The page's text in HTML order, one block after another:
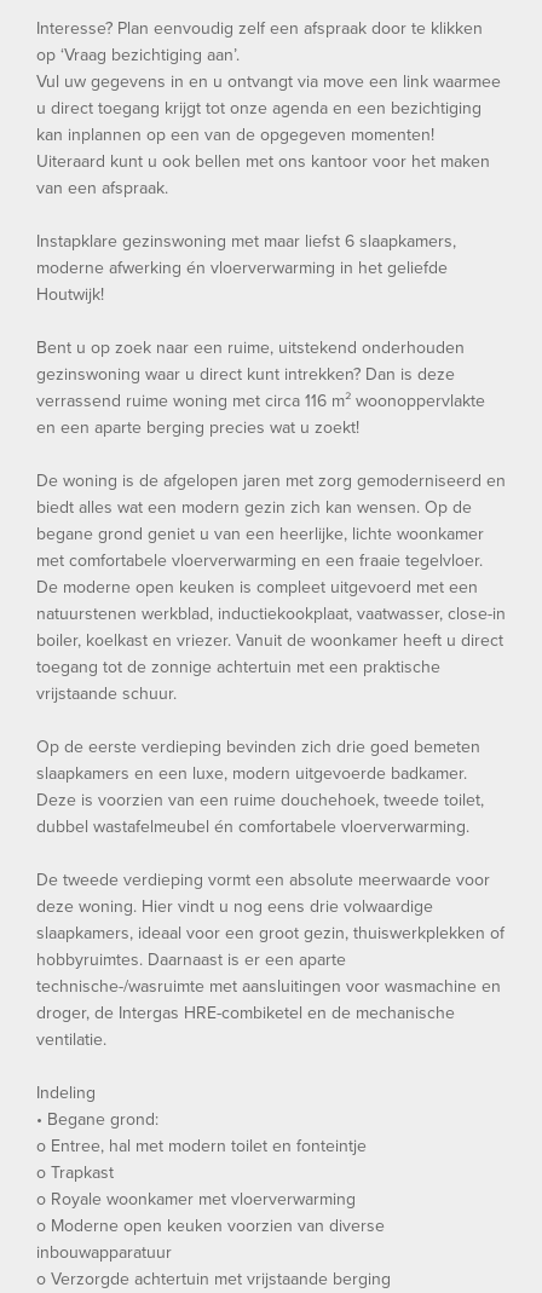
Interesse? Plan eenvoudig zelf een afspraak door te klikken
op ‘Vraag bezichtiging aan’.
Vul uw gegevens in en u ontvangt via move een link waarmee
u direct toegang krijgt tot onze agenda en een bezichtiging
kan inplannen op een van de opgegeven momenten!
Uiteraard kunt u ook bellen met ons kantoor voor het maken
van een afspraak.
Instapklare gezinswoning met maar liefst 6 slaapkamers,
moderne afwerking én vloerverwarming in het geliefde
Houtwijk!
Bent u op zoek naar een ruime, uitstekend onderhouden
gezinswoning waar u direct kunt intrekken? Dan is deze
verrassend ruime woning met circa 116 m² woonoppervlakte
en een aparte berging precies wat u zoekt!
De woning is de afgelopen jaren met zorg gemoderniseerd en
biedt alles wat een modern gezin zich kan wensen. Op de
begane grond geniet u van een heerlijke, lichte woonkamer
met comfortabele vloerverwarming en een fraaie tegelvloer.
De moderne open keuken is compleet uitgevoerd met een
natuurstenen werkblad, inductiekookplaat, vaatwasser, close-in
boiler, koelkast en vriezer. Vanuit de woonkamer heeft u direct
toegang tot de zonnige achtertuin met een praktische
vrijstaande schuur.
Op de eerste verdieping bevinden zich drie goed bemeten
slaapkamers en een luxe, modern uitgevoerde badkamer.
Deze is voorzien van een ruime douchehoek, tweede toilet,
dubbel wastafelmeubel én comfortabele vloerverwarming.
De tweede verdieping vormt een absolute meerwaarde voor
deze woning. Hier vindt u nog eens drie volwaardige
slaapkamers, ideaal voor een groot gezin, thuiswerkplekken of
hobbyruimtes. Daarnaast is er een aparte
technische-/wasruimte met aansluitingen voor wasmachine en
droger, de Intergas HRE-combiketel en de mechanische
ventilatie.
Indeling
• Begane grond:
o Entree, hal met modern toilet en fonteintje
o Trapkast
o Royale woonkamer met vloerverwarming
o Moderne open keuken voorzien van diverse
inbouwapparatuur
o Verzorgde achtertuin met vrijstaande berging